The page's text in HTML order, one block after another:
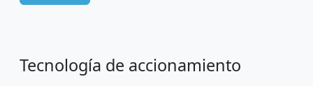
Tecnología de accionamiento